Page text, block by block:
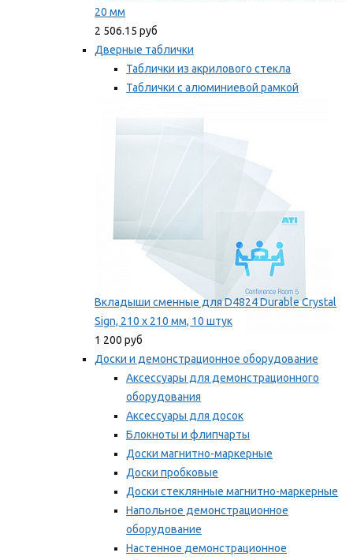
20 мм
2 506.15 руб
Дверные таблички
Таблички из акрилового стекла
Таблички с алюминиевой рамкой
Вкладыши сменные для D4824 Durable Crystal
Sign, 210 x 210 мм, 10 штук
1 200 руб
Доски и демонстрационное оборудование
Аксессуары для демонстрационного
оборудования
Аксессуары для досок
Блокноты и флипчарты
Доски магнитно-маркерные
Доски пробковые
Доски стеклянные магнитно-маркерные
Напольное демонстрационное
оборудование
Настенное демонстрационное